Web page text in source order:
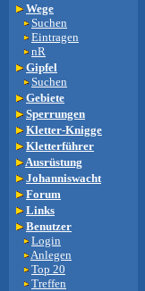
Wege
Suchen
Eintragen
nR
Gipfel
Suchen
Gebiete
Sperrungen
Kletter-Knigge
Kletterführer
Ausrüstung
Johanniswacht
Forum
Links
Benutzer
Login
Anlegen
Top 20
Treffen